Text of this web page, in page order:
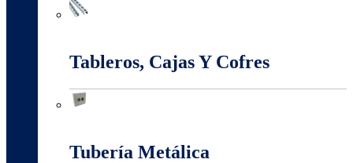
Tableros, Cajas Y Cofres
Tubería Metálica